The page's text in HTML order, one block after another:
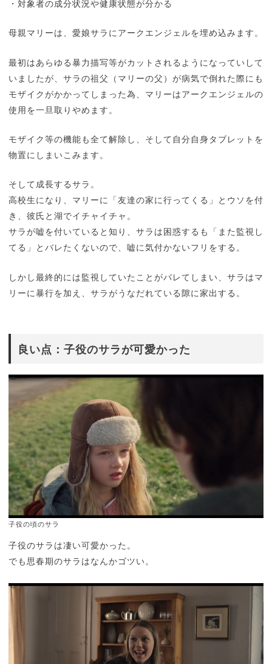
・対象者の成分状況や健康状態が分かる
母親マリーは、愛娘サラにアークエンジェルを埋め込みます。
最初はあらゆる暴力描写等がカットされるようになっていして
いましたが、サラの祖父（マリーの父）が病気で倒れた際にも
モザイクがかかってしまった為、マリーはアークエンジェルの
使用を一旦取りやめます。
モザイク等の機能も全て解除し、そして自分自身タブレットを
物置にしまいこみます。
そして成長するサラ。
高校生になり、マリーに「友達の家に行ってくる」とウソを付
き、彼氏と湖でイチャイチャ。
サラが嘘を付いていると知り、サラは困惑するも「また監視し
てる」とバレたくないので、嘘に気付かないフリをする。
しかし最終的には監視していたことがバレてしまい、サラはマ
リーに暴行を加え、サラがうなだれている隙に家出する。
良い点：子役のサラが可愛かった
子役の頃のサラ
子役のサラは凄い可愛かった。
でも思春期のサラはなんかゴツい。